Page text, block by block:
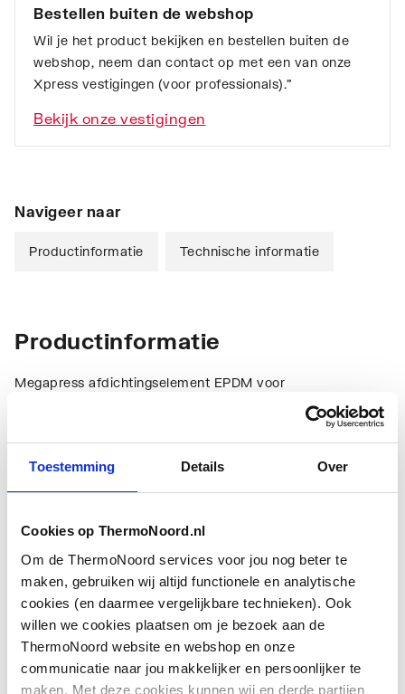
Toestemming Details Over
Cookies op ThermoNoord.nl
Om de ThermoNoord services voor jou nog beter te
maken, gebruiken wij altijd functionele en analytische
cookies (en daarmee vergelijkbare technieken). Ook
willen we cookies plaatsen om je bezoek aan de
ThermoNoord website en webshop en onze
communicatie naar jou makkelijker en persoonlijker te
maken. Met deze cookies kunnen wij en derde partijen
Bestellen buiten de webshop
Wil je het product bekijken en bestellen buiten de
webshop, neem dan contact op met een van onze
Xpress vestigingen (voor professionals).”
Bekijk onze vestigingen
Navigeer naar
Productinformatie Technische informatie
Productinformatie
Megapress afdichtingselement EPDM voor
Materiaal Overig